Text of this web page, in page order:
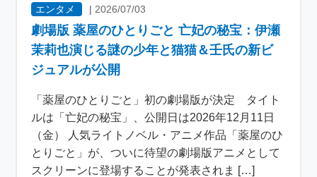
エンタメ | 2026/07/03
劇場版 薬屋のひとりごと 亡妃の秘宝：伊瀬
茉莉也演じる謎の少年と猫猫＆壬氏の新ビ
ジュアルが公開
「薬屋のひとりごと」初の劇場版が決定 タイト
ルは「亡妃の秘宝」、公開日は2026年12月11日
（金） 人気ライトノベル・アニメ作品「薬屋のひ
とりごと」が、ついに待望の劇場版アニメとして
スクリーンに登場することが発表されま […]